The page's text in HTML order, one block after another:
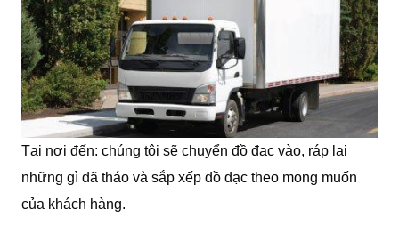
Tại nơi đến: chúng tôi sẽ chuyển đồ đạc vào, ráp lại
những gì đã tháo và sắp xếp đồ đạc theo mong muốn
của khách hàng.